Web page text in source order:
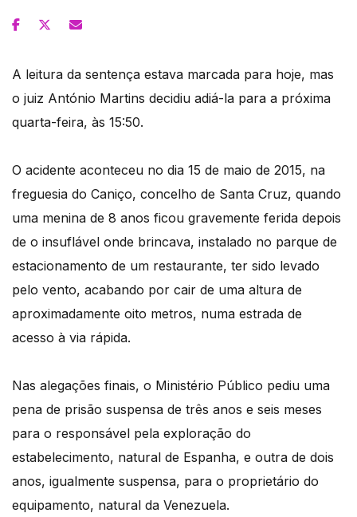
A leitura da sentença estava marcada para hoje, mas
o juiz António Martins decidiu adiá-la para a próxima
quarta-feira, às 15:50.
O acidente aconteceu no dia 15 de maio de 2015, na
freguesia do Caniço, concelho de Santa Cruz, quando
uma menina de 8 anos ficou gravemente ferida depois
de o insuflável onde brincava, instalado no parque de
estacionamento de um restaurante, ter sido levado
pelo vento, acabando por cair de uma altura de
aproximadamente oito metros, numa estrada de
acesso à via rápida.
Nas alegações finais, o Ministério Público pediu uma
pena de prisão suspensa de três anos e seis meses
para o responsável pela exploração do
estabelecimento, natural de Espanha, e outra de dois
anos, igualmente suspensa, para o proprietário do
equipamento, natural da Venezuela.